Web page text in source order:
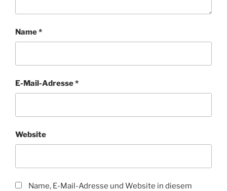
Name*
E-Mail-Adresse*
Website
Name, E-Mail-Adresse und Website in diesem